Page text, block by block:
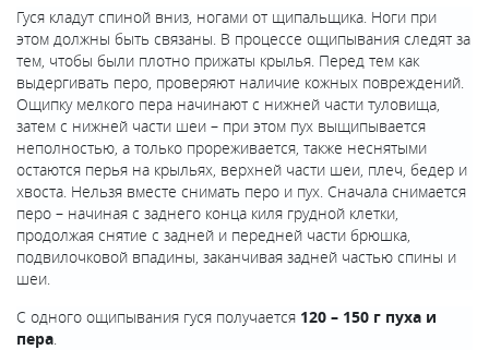
Гуся кладут спиной вниз, ногами от щипальщика. Ноги при
этом должны быть связаны. В процессе ощипывания следят за
тем, чтобы были плотно прижаты крылья. Перед тем как
выдергивать перо, проверяют наличие кожных повреждений.
Ощипку мелкого пера начинают с нижней части туловища,
затем с нижней части шеи – при этом пух выщипывается
неполностью, а только прореживается, также неснятыми
остаются перья на крыльях, верхней части шеи, плеч, бедер и
хвоста. Нельзя вместе снимать перо и пух. Сначала снимается
перо – начиная с заднего конца киля грудной клетки,
продолжая снятие с задней и передней части брюшка,
подвилочковой впадины, заканчивая задней частью спины и
шеи.
С одного ощипывания гуся получается 120 – 150 г пуха и
пера